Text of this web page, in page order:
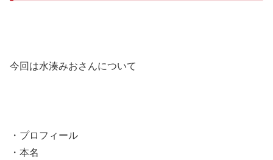
今回は水湊みおさんについて
・プロフィール
・本名